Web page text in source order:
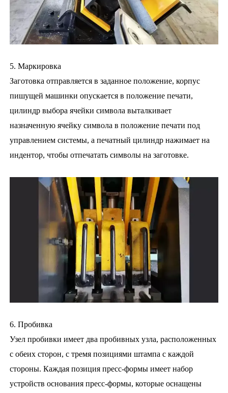
5. Маркировка
Заготовка отправляется в заданное положение, корпус
пишущей машинки опускается в положение печати,
цилиндр выбора ячейки символа выталкивает
назначенную ячейку символа в положение печати под
управлением системы, а печатный цилиндр нажимает на
индентор, чтобы отпечатать символы на заготовке.
6. Пробивка
Узел пробивки имеет два пробивных узла, расположенных
с обеих сторон, с тремя позициями штампа с каждой
стороны. Каждая позиция пресс-формы имеет набор
устройств основания пресс-формы, которые оснащены